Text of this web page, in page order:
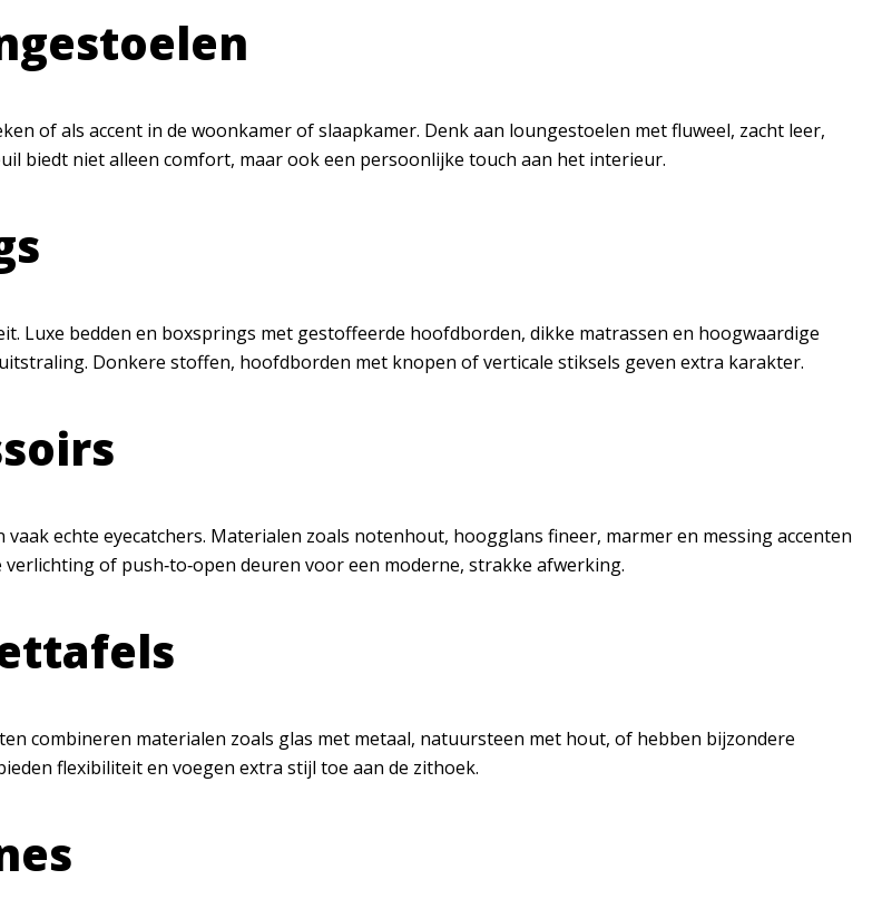
of als accent in de woonkamer of slaapkamer. Denk aan loungestoelen met fluweel, zacht leer,
biedt niet alleen comfort, maar ook een persoonlijke touch aan het interieur.
Luxe bedden en boxsprings met gestoffeerde hoofdborden, dikke matrassen en hoogwaardige
Donkere stoffen, hoofdborden met knopen of verticale stiksels geven extra karakter.
echte eyecatchers. Materialen zoals notenhout, hoogglans fineer, marmer en messing accenten
of push‑to‑open deuren voor een moderne, strakke afwerking.
combineren materialen zoals glas met metaal, natuursteen met hout, of hebben bijzondere
flexibiliteit en voegen extra stijl toe aan de zithoek.